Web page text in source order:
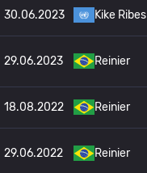
30.06.2023 Kike Ribes
29.06.2023 Reinier
18.08.2022 Reinier
29.06.2022 Reinier